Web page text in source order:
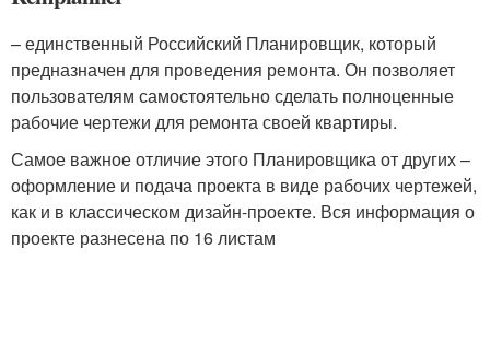
– единственный Российский Планировщик, который
предназначен для проведения ремонта. Он позволяет
пользователям самостоятельно сделать полноценные
рабочие чертежи для ремонта своей квартиры.
Самое важное отличие этого Планировщика от других –
оформление и подача проекта в виде рабочих чертежей,
как и в классическом дизайн-проекте. Вся информация о
проекте разнесена по 16 листам